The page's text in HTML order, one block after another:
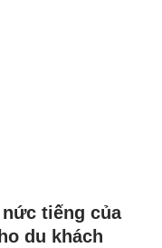
tiếng của
du khách